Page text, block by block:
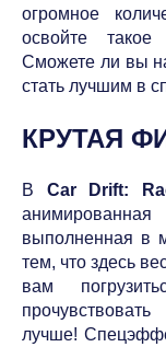
огромное
освойте
Сможете ли вы
стать лучшим в
КРУТАЯ
В Car Drift:
выполненная в
тем, что здесь
вам
лучше!